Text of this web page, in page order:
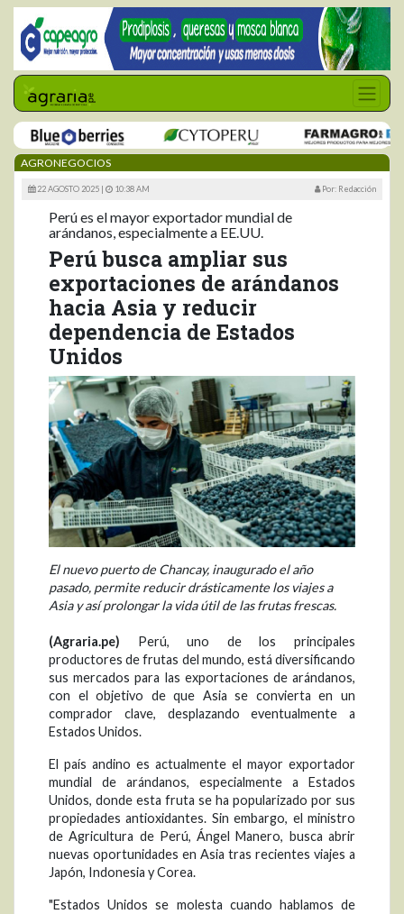
AGRONEGOCIOS
22 AGOSTO 2025 | 10:38 AM Por: Redacción
Perú es el mayor exportador mundial de
arándanos, especialmente a EE.UU.
Perú busca ampliar sus
exportaciones de arándanos
hacia Asia y reducir
dependencia de Estados
Unidos
El nuevo puerto de Chancay, inaugurado el año
pasado, permite reducir drásticamente los viajes a
Asia y así prolongar la vida útil de las frutas frescas.
(Agraria.pe) Perú, uno de los principales
productores de frutas del mundo, está diversificando
sus mercados para las exportaciones de arándanos,
con el objetivo de que Asia se convierta en un
comprador clave, desplazando eventualmente a
Estados Unidos.
El país andino es actualmente el mayor exportador
mundial de arándanos, especialmente a Estados
Unidos, donde esta fruta se ha popularizado por sus
propiedades antioxidantes. Sin embargo, el ministro
de Agricultura de Perú, Ángel Manero, busca abrir
nuevas oportunidades en Asia tras recientes viajes a
Japón, Indonesia y Corea.
"Estados Unidos se molesta cuando hablamos de